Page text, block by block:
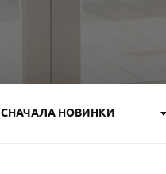
СНАЧАЛА НОВИНКИ